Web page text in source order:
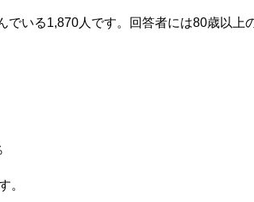
でいる1,870人です。回答者には80歳以上
。